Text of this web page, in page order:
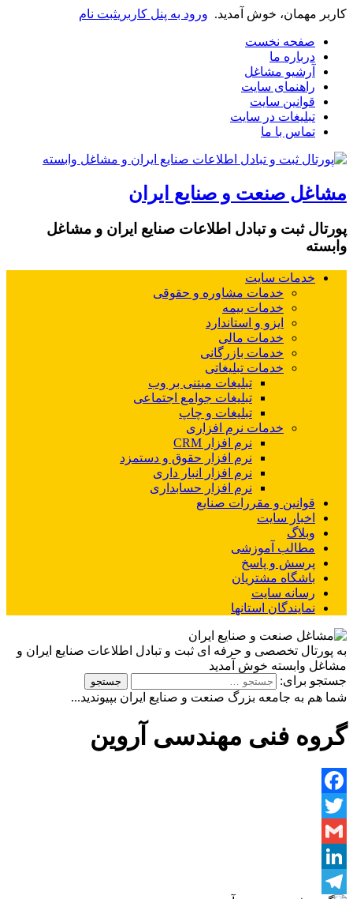
کاربر مهمان، خوش آمدید. ورود به پنل کاربریثبت نام
صفحه نخست
درباره ما
آرشیو مشاغل
راهنمای سایت
قوانین سایت
تبلیغات در سایت
تماس با ما
مشاغل صنعت و صنایع ایران
پورتال ثبت و تبادل اطلاعات صنایع ایران و مشاغل
وابسته
خدمات سایت
خدمات مشاوره و حقوقی
خدمات بیمه
ایزو و استاندارد
خدمات مالی
خدمات بازرگانی
خدمات تبلیغاتی
تبلیغات مبتنی بر وب
تبلیغات جوامع اجتماعی
تبلیغات و چاپ
خدمات نرم افزاری
نرم افزار CRM
نرم افزار حقوق و دستمزد
نرم افزار انبار داری
نرم افزار حسابداری
قوانین و مقررات صنایع
اخبار سایت
وبلاگ
مطالب آموزشی
پرسش و پاسخ
باشگاه مشتریان
رسانه سایت
نمایندگان استانها
به پورتال تخصصی و حرفه ای ثبت و تبادل اطلاعات صنایع ایران و
مشاغل وابسته خوش آمدید
جستجو برای:
شما هم به جامعه بزرگ صنعت و صنایع ایران بپیوندید...
گروه فنی مهندسی آروین
Facebook
Twitter
Gmail
LinkedIn